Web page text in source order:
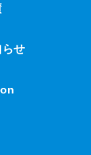
せ